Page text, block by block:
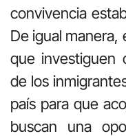
convivencia
De igual manera,
que investiguen
de los
país para que
buscan una